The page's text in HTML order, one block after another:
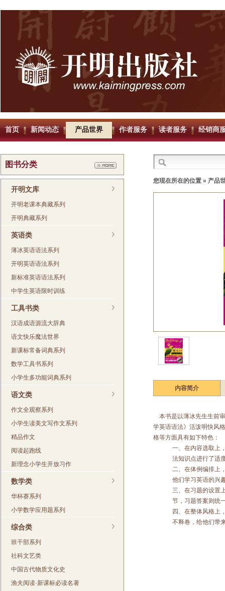
首页 新闻动态 产品世界 作者服务 读者服务 经销商
图书分类
开明文库
开明老课本典藏系列
开明典藏系列
英语类
薄冰英语语法系列
开明英语语法系列
新标准英语语法系列
中学生英语限时训练
工具书类
汉语成语源流大辞典
语文快乐魔法世界
新课标常备词典系列
数学工具书系列
小学生多功能词典系列
语文类
作文全观察系列
小学生读美文写作文系列
精品作文
阅读起跑线
新理念小学生开放习作
数学类
华杯赛系列
小学数学应用题系列
综合类
班干部系列
社科文艺类
中国古代物质文化史
渔夫阅读·新课标必读名著
您现在所在的位置 » 产品
内容简介
英文老师，六十年来影响
中国语言学习的十大人物
之一”薄冰教授生前亲自
审订；
本书是以薄冰先生生前
学英语语法》活泼明快风
格等方面具有如下特色：
一、在内容选取上
法知识点进行了适
二、在体例编排上
他们学习英语的兴
三、在习题的设置
节，习题答案则统
四、在整体风格上
不释卷，给他们带